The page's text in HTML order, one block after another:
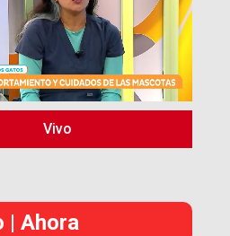
Vivo
| Ahora